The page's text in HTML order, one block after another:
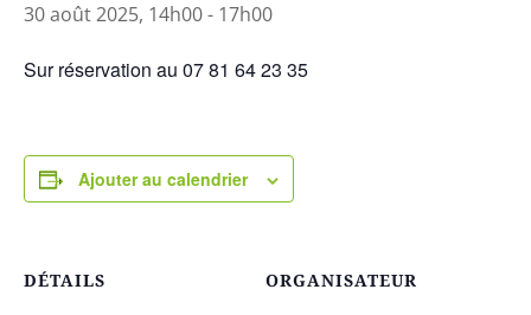
30 août 2025, 14h00- 17h00
Sur réservation au 07 81 64 23 35
Ajouter au calendrier
DÉTAILS ORGANISATEUR